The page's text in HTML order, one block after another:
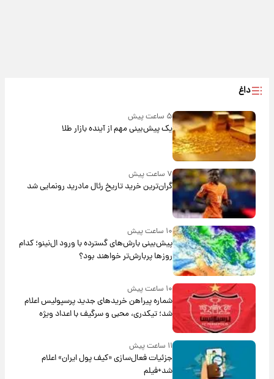
داغ
۵ ساعت پیش
یک پیش‌بینی مهم از آینده بازار طلا
۷ ساعت پیش
گران‌ترین خرید تاریخ رئال مادرید رونمایی شد
۱۰ ساعت پیش
پیش‌بینی بارش‌های گسترده با ورود ال‌نینو؛ کدام
روزها پربارش‌تر خواهند بود؟
۱۰ ساعت پیش
شماره پیراهن خریدهای جدید پرسپولیس اعلام
شد؛ تیکدری، محبی و سرگیف با اعداد ویژه
۱۱ ساعت پیش
جزئیات فعال‌سازی «کیف پول ایران» اعلام
شد+فیلم